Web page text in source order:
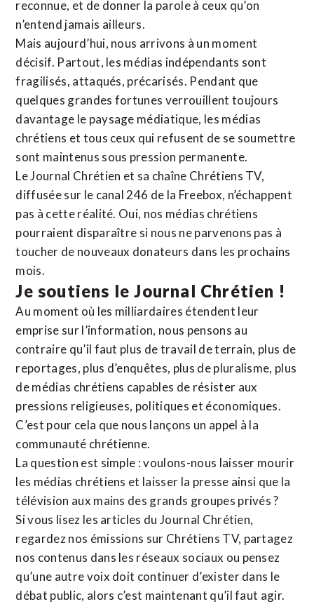
reconnue, et de donner la parole à ceux qu’on
n’entend jamais ailleurs.
Mais aujourd’hui, nous arrivons à un moment
décisif. Partout, les médias indépendants sont
fragilisés, attaqués, précarisés. Pendant que
quelques grandes fortunes verrouillent toujours
davantage le paysage médiatique, les médias
chrétiens et tous ceux qui refusent de se soumettre
sont maintenus sous pression permanente.
Le Journal Chrétien et sa chaîne Chrétiens TV,
diffusée sur le canal 246 de la Freebox, n’échappent
pas à cette réalité. Oui, nos médias chrétiens
pourraient disparaître si nous ne parvenons pas à
toucher de nouveaux donateurs dans les prochains
mois.
Je soutiens le Journal Chrétien !
Au moment où les milliardaires étendent leur
emprise sur l’information, nous pensons au
contraire qu’il faut plus de travail de terrain, plus de
reportages, plus d’enquêtes, plus de pluralisme, plus
de médias chrétiens capables de résister aux
pressions religieuses, politiques et économiques.
C’est pour cela que nous lançons un appel à la
communauté chrétienne.
La question est simple : voulons-nous laisser mourir
les médias chrétiens et laisser la presse ainsi que la
télévision aux mains des grands groupes privés ?
Si vous lisez les articles du Journal Chrétien,
regardez nos émissions sur Chrétiens TV, partagez
nos contenus dans les réseaux sociaux ou pensez
qu’une autre voix doit continuer d’exister dans le
débat public, alors c’est maintenant qu’il faut agir.